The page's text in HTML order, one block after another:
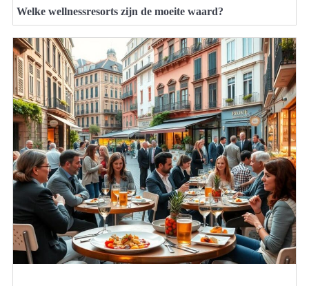
Welke wellnessresorts zijn de moeite waard?